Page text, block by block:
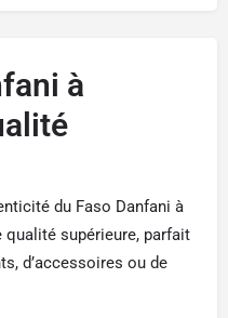
à
du Faso Danfani à
supérieure, parfait
d’accessoires ou de